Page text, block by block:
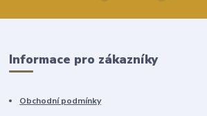
Informace pro zákazníky
Obchodní podmínky